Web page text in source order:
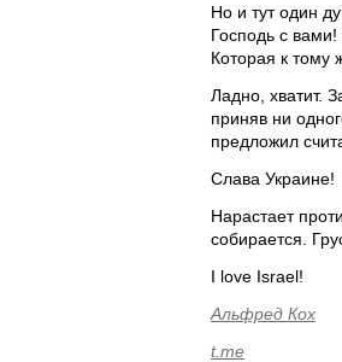
Но и тут один
Господь с
Которая к тому
Ладно, хватит.
приняв ни
предложил
Слава Украине!
Нарастает
собирается.
I love Israel!
Альфред Кох
t.me